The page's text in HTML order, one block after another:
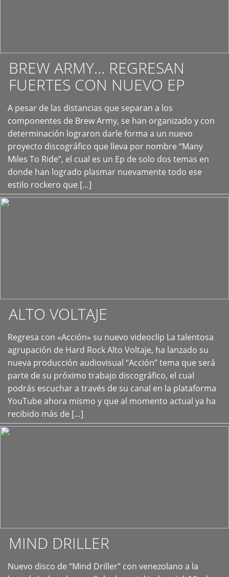
BREW ARMY… REGRESAN
FUERTES CON NUEVO EP
A pesar de las distancias que separan a los
componentes de Brew Army, se han organizado y con
determinación lograron darle forma a un nuevo
proyecto discográfico que lleva por nombre “Many
Miles To Ride”, el cual es un Ep de solo dos temas en
donde han logrado plasmar nuevamente todo ese
estilo rockero que […]
+
ALTO VOLTAJE
Regresa con «Acción» su nuevo videoclip La talentosa
agrupación de Hard Rock Alto Voltaje, ha lanzado su
nueva producción audiovisual “Acción” tema que será
parte de su próximo trabajo discográfico, el cual
podrás escuchar a través de su canal en la plataforma
YouTube ahora mismo y que al momento actual ya ha
recibido más de […]
+
MIND DRILLER
Nuevo disco de “Mind Driller” con venezolano a la